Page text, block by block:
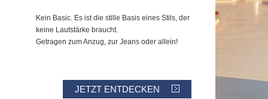
Kein Basic. Es ist die stille Basis eines Stils, der
keine Lautstärke braucht.
Getragen zum Anzug, zur Jeans oder allein!
JETZT ENTDECKEN